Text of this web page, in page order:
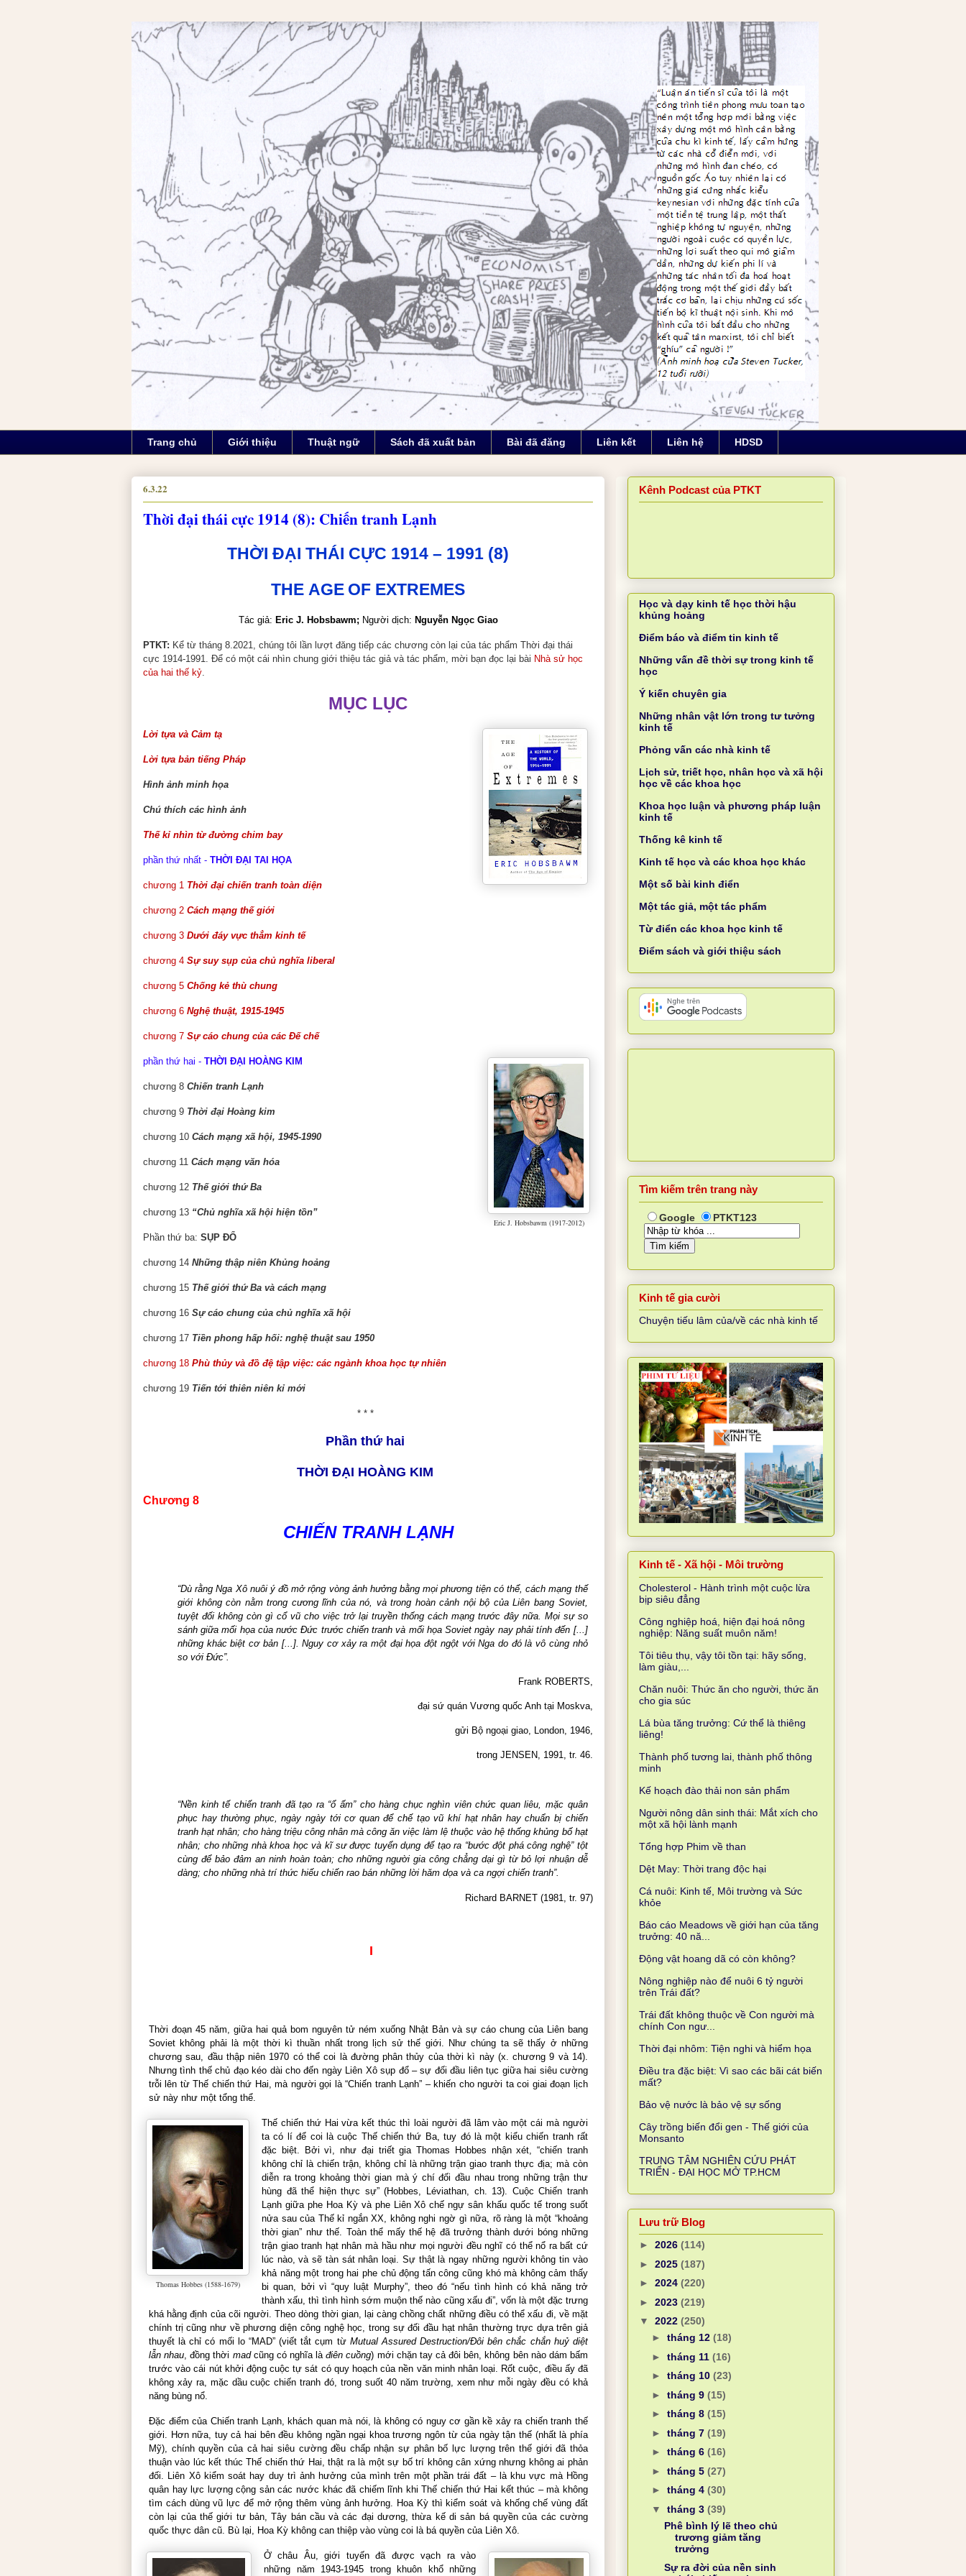
Trang chủ Giới thiệu Thuật ngữ Sách đã xuất bản Bài đã đăng Liên kết Liên hệ HDSD
6.3.22
Thời đại thái cực 1914 (8): Chiến tranh Lạnh
THỜI ĐẠI THÁI CỰC 1914 – 1991 (8)
THE AGE OF EXTREMES
Tác giả: Eric J. Hobsbawm; Người dịch: Nguyễn Ngọc Giao
PTKT: Kể từ tháng 8.2021, chúng tôi lần lượt đăng tiếp các chương còn lại của tác phẩm Thời đại thái
cực 1914-1991. Để có một cái nhìn chung giới thiệu tác giả và tác phẩm, mời bạn đọc lại bài Nhà sử học
của hai thế kỷ
MỤC LỤC
Lời tựa và Cảm tạ
Lời tựa bản tiếng Pháp
Hình ảnh minh họa
Chú thích các hình ảnh
Thế kỉ nhìn từ đường chim bay
phần thứ nhất - THỜI ĐẠI TAI HỌA
chương 1 Thời đại chiến tranh toàn diện
chương 2 Cách mạng thế giới
chương 3 Dưới đáy vực thẳm kinh tế
chương 4 Sự suy sụp của chủ nghĩa liberal
chương 5 Chống kẻ thù chung
chương 6 Nghệ thuật, 1915-1945
chương 7 Sự cáo chung của các Đế chế
Eric J. Hobsbawm (1917-2012)
phần thứ hai - THỜI ĐẠI HOÀNG KIM
chương 8 Chiến tranh Lạnh
chương 9 Thời đại Hoàng kim
chương 10 Cách mạng xã hội, 1945-1990
chương 11 Cách mạng văn hóa
chương 12 Thế giới thứ Ba
chương 13 “Chủ nghĩa xã hội hiện tồn”
Phần thứ ba: SỤP ĐỔ
chương 14 Những thập niên Khủng hoảng
chương 15 Thế giới thứ Ba và cách mạng
chương 16 Sự cáo chung của chủ nghĩa xã hội
chương 17 Tiền phong hấp hối: nghệ thuật sau 1950
chương 18 Phù thủy và đồ đệ tập việc: các ngành khoa học tự nhiên
chương 19 Tiến tới thiên niên kỉ mới
* * *
Phần thứ hai
THỜI ĐẠI HOÀNG KIM
Chương 8
CHIẾN TRANH LẠNH
“Dù rằng Nga Xô nuôi ý đồ mở rộng vòng ảnh hưởng bằng mọi phương tiện có thể, cách mạng thế
giới không còn nằm trong cương lĩnh của nó, và trong hoàn cảnh nội bộ của Liên bang Soviet,
tuyệt đối không còn gì cổ vũ cho việc trở lại truyền thống cách mạng trước đây nữa. Mọi sự so
sánh giữa mối họa của nước Đức trước chiến tranh và mối họa Soviet ngày nay phải tính đến [...]
những khác biệt cơ bản [...]. Nguy cơ xảy ra một đại họa đột ngột với Nga do đó là vô cùng nhỏ
so với Đức”.
Frank ROBERTS,
đại sứ quán Vương quốc Anh tại Moskva,
gửi Bộ ngoại giao, London, 1946,
trong JENSEN, 1991, tr. 46.
“Nền kinh tế chiến tranh đã tạo ra “ổ ấm” cho hàng chục nghìn viên chức quan liêu, mặc quân
phục hay thường phục, ngày ngày tới cơ quan để chế tạo vũ khí hạt nhân hay chuẩn bị chiến
tranh hạt nhân; cho hàng triệu công nhân mà công ăn việc làm lệ thuộc vào hệ thống khủng bố hạt
nhân; cho những nhà khoa học và kĩ sư được tuyển dụng để tạo ra “bước đột phá công nghệ” tột
cùng để bảo đảm an ninh hoàn toàn; cho những người gia công chẳng dại gì từ bỏ lợi nhuận dễ
dàng; cho những nhà trí thức hiếu chiến rao bán những lời hăm dọa và ca ngợi chiến tranh”.
Richard BARNET (1981, tr. 97)
I
Thời đoạn 45 năm, giữa hai quả bom nguyên tử ném xuống Nhật Bản và sự cáo chung của Liên bang
Soviet không phải là một thời kì thuần nhất trong lịch sử thế giới. Như chúng ta sẽ thấy ở những
chương sau, đầu thập niên 1970 có thể coi là đường phân thủy của thời kì này (x. chương 9 và 14).
Nhưng tình thế chủ đạo kéo dài cho đến ngày Liên Xô sụp đổ – sự đối đầu liên tục giữa hai siêu cường
trỗi lên từ Thế chiến thứ Hai, mà người gọi là “Chiến tranh Lạnh” – khiến cho người ta coi giai đoạn lịch
sử này như một tổng thể.
Thomas Hobbes (1588-1679)
Thế chiến thứ Hai vừa kết thúc thì loài người đã lâm vào một cái mà người
ta có lí để coi là cuộc Thế chiến thứ Ba, tuy đó là một kiểu chiến tranh rất
đặc biệt. Bởi vì, như đại triết gia Thomas Hobbes nhận xét, “chiến tranh
không chỉ là chiến trận, không chỉ là những trận giao tranh thực địa; mà còn
diễn ra trong khoảng thời gian mà ý chí đối đầu nhau trong những trận thư
hùng đã thể hiện thực sự” (Hobbes, Léviathan, ch. 13). Cuộc Chiến tranh
Lạnh giữa phe Hoa Kỳ và phe Liên Xô chế ngự sân khấu quốc tế trong suốt
nửa sau của Thế kỉ ngắn XX, không nghi ngờ gì nữa, rõ ràng là một “khoảng
thời gian” như thế. Toàn thể mấy thế hệ đã trưởng thành dưới bóng những
trận giao tranh hạt nhân mà hầu như mọi người đều nghĩ có thể nổ ra bất cứ
lúc nào, và sẽ tàn sát nhân loại. Sự thật là ngay những người không tin vào
khả năng một trong hai phe chủ động tấn công cũng khó mà không cảm thấy
bi quan, bởi vì “quy luật Murphy”, theo đó “nếu tình hình có khả năng trở
thành xấu, thì tình hình sớm muộn thế nào cũng xấu đi”, vốn là một đặc trưng
khá hằng định của cõi người. Theo dòng thời gian, lại càng chồng chất những điều có thể xấu đi, về mặt
chính trị cũng như về phương diện công nghệ học, trong sự đối đầu hạt nhân thường trực dựa trên giả
thuyết là chỉ có mối lo “MAD” (viết tắt cụm từ Mutual Assured Destruction/Đôi bên chắc chắn huỷ diệt
lẫn nhau đồng thời madcũng có nghĩa làđiên cuồng) mới chặn tay cả đôi bên, không bên nào dám bấm
trước vào cái nút khởi động cuộc tự sát có quy hoạch của nền văn minh nhân loại. Rốt cuộc, điều ấy đã
không xảy ra, mặc dầu cuộc chiến tranh đó, trong suốt 40 năm trường, xem như mỗi ngày đều có khả
năng bùng nổ.
Đặc điểm của Chiến tranh Lạnh, khách quan mà nói, là không có nguy cơ gần kề xảy ra chiến tranh thế
giới. Hơn nữa, tuy cả hai bên đều không ngần ngại khoa trương ngôn từ của ngày tận thế (nhất là phía
Mỹ), chính quyền của cả hai siêu cường đều chấp nhận sự phân bố lực lượng trên thế giới đã thỏa
thuận vào lúc kết thúc Thế chiến thứ Hai, thật ra là một sự bố trí không cân xứng nhưng không ai phản
đối. Liên Xô kiểm soát hay duy trì ảnh hưởng của mình trên một phần trái đất – là khu vực mà Hồng
quân hay lực lượng cộng sản các nước khác đã chiếm lĩnh khi Thế chiến thứ Hai kết thúc – mà không
tìm cách dùng vũ lực để mở rộng thêm vùng ảnh hưởng. Hoa Kỳ thì kiểm soát và khống chế vùng đất
còn lại của thế giới tư bản, Tây bán cầu và các đại dương, thừa kế di sản bá quyền của các cường
quốc thực dân cũ. Bù lại, Hoa Kỳ không can thiệp vào vùng coi là bá quyền của Liên Xô.
Ở châu Âu, giới tuyến đã được vạch ra vào
những năm 1943-1945 trong khuôn khổ những
Kênh Podcast của PTKT
Học và dạy kinh tế học thời hậu
khủng hoảng
Điểm báo và điểm tin kinh tế
Những vấn đề thời sự trong kinh tế
học
Ý kiến chuyên gia
Những nhân vật lớn trong tư tưởng
kinh tế
Phỏng vấn các nhà kinh tế
Lịch sử, triết học, nhân học và xã hội
học về các khoa học
Khoa học luận và phương pháp luận
kinh tế
Thống kê kinh tế
Kinh tế học và các khoa học khác
Một số bài kinh điển
Một tác giả, một tác phẩm
Từ điển các khoa học kinh tế
Điểm sách và giới thiệu sách
Tìm kiếm trên trang này
Google PTKT123
Kinh tế gia cười
Chuyện tiếu lâm của/về các nhà kinh tế
Kinh tế - Xã hội - Môi trường
Cholesterol - Hành trình một cuộc lừa
bịp siêu đẳng
Công nghiệp hoá, hiện đại hoá nông
nghiệp: Năng suất muôn năm!
Tôi tiêu thụ, vậy tôi tồn tại: hãy sống,
làm giàu,...
Chăn nuôi: Thức ăn cho người, thức ăn
cho gia súc
Lá bùa tăng trưởng: Cứ thể là thiêng
liêng!
Thành phố tương lai, thành phố thông
minh
Kế hoạch đào thải non sản phẩm
Người nông dân sinh thái: Mắt xích cho
một xã hội lành mạnh
Tổng hợp Phim về than
Dệt May: Thời trang độc hại
Cá nuôi: Kinh tế, Môi trường và Sức
khỏe
Báo cáo Meadows về giới hạn của tăng
trưởng: 40 nă...
Động vật hoang dã có còn không?
Nông nghiệp nào để nuôi 6 tỷ người
trên Trái đất?
Trái đất không thuộc về Con người mà
chính Con ngư...
Thời đại nhôm: Tiện nghi và hiểm họa
Điều tra đặc biệt: Vì sao các bãi cát biến
mất?
Bảo vệ nước là bảo vệ sự sống
Cây trồng biến đổi gen - Thế giới của
Monsanto
TRUNG TÂM NGHIÊN CỨU PHÁT
TRIỂN - ĐẠI HỌC MỞ TP.HCM
Lưu trữ Blog
► 2026 (114)
► 2025 (187)
► 2024 (220)
► 2023 (219)
▼ 2022 (250)
► tháng 12 (18)
► tháng 11 (16)
► tháng 10 (23)
► tháng 9 (15)
► tháng 8 (15)
► tháng 7 (19)
► tháng 6 (16)
► tháng 5 (27)
► tháng 4 (30)
▼ tháng 3 (39)
Phê bình lý lẽ theo chủ
trương giảm tăng
trưởng
Sự ra đời của nền sinh